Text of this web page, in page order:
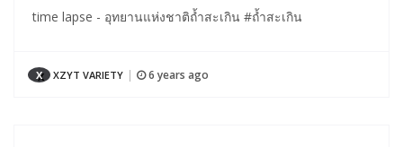
time lapse - อุทยานแห่งชาติถ้ำสะเกิน #ถ้ำสะเกิน
X XZYT VARIETY 6 years ago